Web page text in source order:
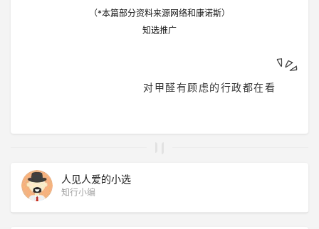
（*本篇部分资料来源网络和康诺斯）
知选推广
对甲醛有顾虑的行政都在看
人见人爱的小选
知行小编